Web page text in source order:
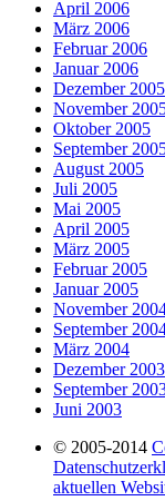
April 2006
März 2006
Februar 2006
Januar 2006
Dezember 2005
November
Oktober 2005
September
August 2005
Juli 2005
Mai 2005
April 2005
März 2005
Februar 2005
Januar 2005
November
September
März 2004
Dezember 2003
September
Juni 2003
© 2005-2014
aktuellen